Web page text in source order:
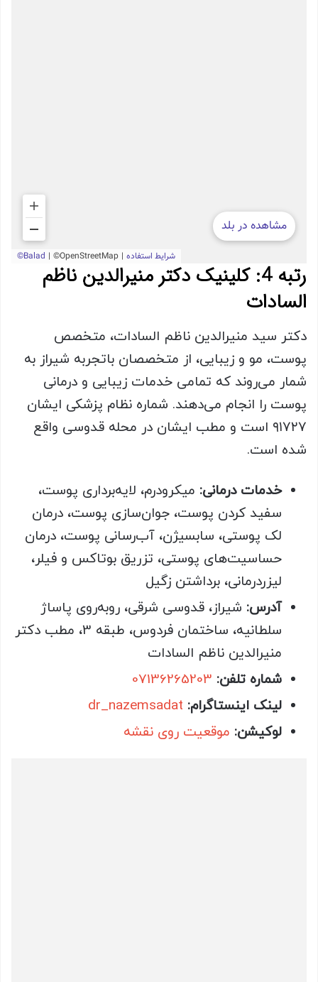
رتبه 4: کلینیک دکتر منیرالدین ناظم
السادات
دکتر سید منیرالدین ناظم السادات، متخصص
پوست، مو و زیبایی، از متخصصان باتجربه شیراز به
شمار می‌روند که تمامی خدمات زیبایی و درمانی
پوست را انجام می‌دهند. شماره نظام پزشکی ایشان
۹۱۷۲۷ است و مطب ایشان در محله قدوسی واقع
شده است.
خدمات درمانی: میکرودرم، لایه‌برداری پوست،
سفید کردن پوست، جوان‌سازی پوست، درمان
لک پوستی، سابسیژن، آب‌رسانی پوست، درمان
حساسیت‌های پوستی، تزریق بوتاکس و فیلر،
لیزردرمانی، برداشتن زگیل
آدرس: شیراز، قدوسی شرقی، روبه‌روی پاساژ
سلطانیه، ساختمان فردوس، طبقه 3، مطب دکتر
منیرالدین ناظم السادات
شماره تلفن: 07136265203
لینک اینستاگرام: dr_nazemsadat
لوکیشن: موقعیت روی نقشه